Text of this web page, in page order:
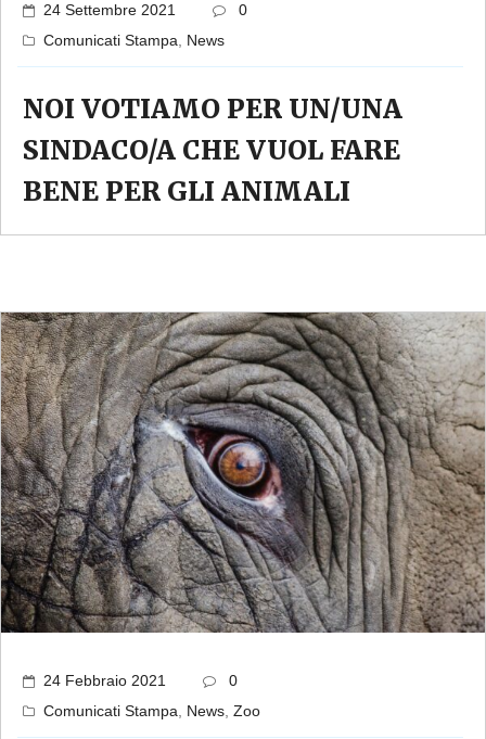
24 Settembre 2021
0
Comunicati Stampa, News
NOI VOTIAMO PER UN/UNA
SINDACO/A CHE VUOL FARE
BENE PER GLI ANIMALI
24 Febbraio 2021
0
Comunicati Stampa
News Zoo